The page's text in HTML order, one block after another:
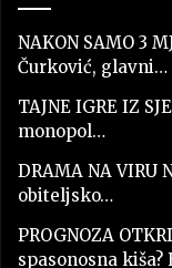
NAKON SAMO 3
Čurković, glavni…
TAJNE IGRE IZ
monopol…
DRAMA NA
obiteljsko…
PROGNOZA
spasonosna kiša?